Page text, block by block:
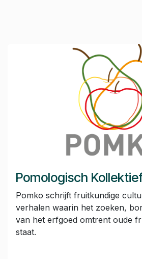
Pomologisch
Pomko schrijft fruitkundige
verhalen waarin het zoeken,
van het erfgoed omtrent oude
staat.